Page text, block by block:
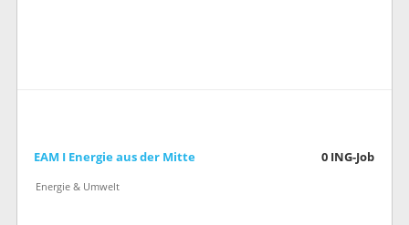
EAM I Energie aus der Mitte 0 ING-Job
Energie & Umwelt